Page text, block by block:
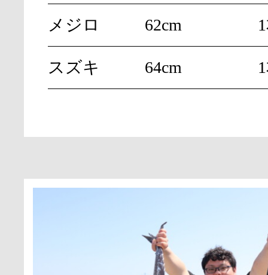
メジロ 62cm
スズキ 64cm